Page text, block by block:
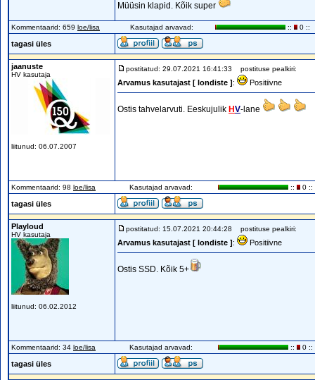
Müüsin klapid. Kõik super
Kommentaarid: 659 loe/lisa Kasutajad arvavad: :: 0 ::
tagasi üles
jaanuste
HV kasutaja
liitunud: 06.07.2007
postitatud: 29.07.2021 16:41:33 postituse pealkiri:
Arvamus kasutajast [ londiste ]: Positiivne
Ostis tahvelarvuti. Eeskujulik HV-lane
Kommentaarid: 98 loe/lisa Kasutajad arvavad: :: 0 ::
tagasi üles
Playloud
HV kasutaja
liitunud: 06.02.2012
postitatud: 15.07.2021 20:44:28 postituse pealkiri:
Arvamus kasutajast [ londiste ]: Positiivne
Ostis SSD. Kõik 5+
Kommentaarid: 34 loe/lisa Kasutajad arvavad: :: 0 ::
tagasi üles